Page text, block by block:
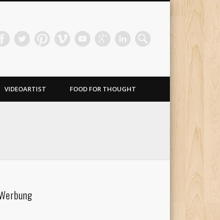
VIDEOARTIST FOOD FOR THOUGHT